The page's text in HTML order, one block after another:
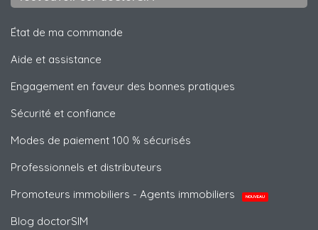
État de ma commande
Aide et assistance
Engagement en faveur des bonnes pratiques
Sécurité et confiance
Modes de paiement 100 % sécurisés
Professionnels et distributeurs
Promoteurs immobiliers - Agents immobiliers
NOUVEAU
Blog doctorSIM